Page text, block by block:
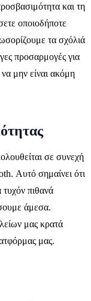
και τη
οποιοδήποτε
τα σχόλιά
προσαρμογές για
μην είναι ακόμη
σε συνεχή
Αυτό σημαίνει ότι
πιθανά
άμεσα.
μας κρατά
μας.